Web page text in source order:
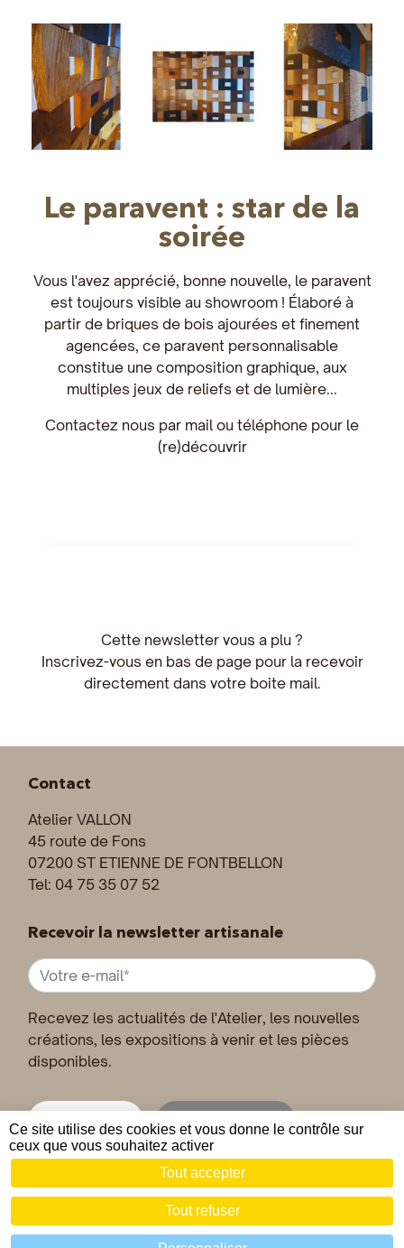
Le paravent : star de la
soirée
Vous l'avez apprécié, bonne nouvelle, le paravent
est toujours visible au showroom ! Élaboré à
partir de briques de bois ajourées et finement
agencées, ce paravent personnalisable
constitue une composition graphique, aux
multiples jeux de reliefs et de lumière...
Contactez nous par mail ou téléphone pour le
(re)découvrir
Cette newsletter vous a plu ?
Inscrivez-vous en bas de page pour la recevoir
directement dans votre boite mail.
Contact
Atelier VALLON
45 route de Fons
07200 ST ETIENNE DE FONTBELLON
Tel: 04 75 35 07 52
Recevoir la newsletter artisanale
Recevez les actualités de l'Atelier, les nouvelles
créations, les expositions à venir et les pièces
disponibles.
Inscription Désinscription
© 2019 - 2026 Joseph VALLON •Mentions légales
Zéfyx création de sites internet à Aubenas Ardèche
Ce site utilise des cookies et vous donne le contrôle sur
ceux que vous souhaitez activer
Tout accepter
Tout refuser